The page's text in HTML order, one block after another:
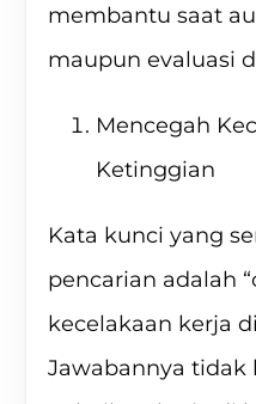
membantu saat
maupun evaluasi
Mencegah
Ketinggian
Kata kunci yang
pencarian adalah
kecelakaan kerja
Jawabannya tidak